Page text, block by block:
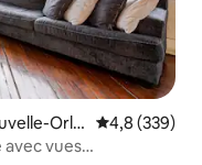
Orlé
Évaluation
4,8 (339)
vues